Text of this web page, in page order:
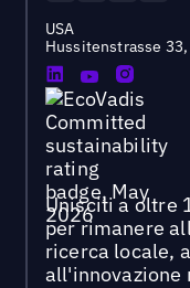
USA
Hussitenstrasse
Unisciti a oltre
per rimanere
ricerca locale,
all'innovazione